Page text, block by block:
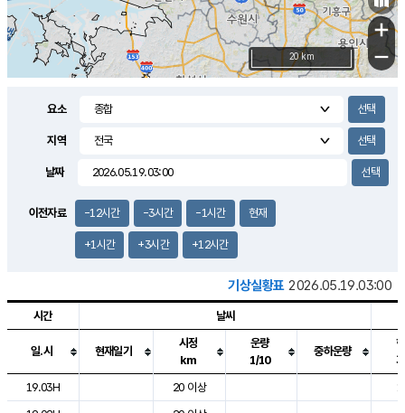
+
−
20 km
요소
지역
날짜
이전자료 -12시간 -3시간 -1시간 현재
+1시간 +3시간 +12시간
기상실황표 2026.05.19.03:00
도시별 기상실황표로 지점, 날씨, 기온, 강수, 바람, 기압등을 안내한 표입
시간 날씨
일.시 현재일기
시정
km
운량
1/10
중하운량
19.03H
20 이상